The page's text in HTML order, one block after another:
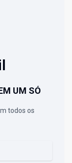
UM SÓ
todos os